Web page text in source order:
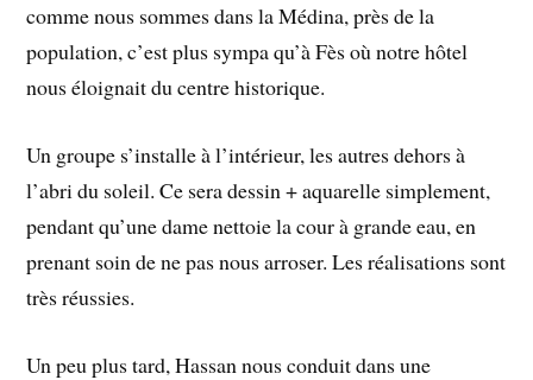
comme nous sommes dans la Médina, près de la
population, c’est plus sympa qu’à Fès où notre hôtel
nous éloignait du centre historique.
Un groupe s’installe à l’intérieur, les autres dehors à
l’abri du soleil. Ce sera dessin + aquarelle simplement,
pendant qu’une dame nettoie la cour à grande eau, en
prenant soin de ne pas nous arroser. Les réalisations sont
très réussies.
Un peu plus tard, Hassan nous conduit dans une